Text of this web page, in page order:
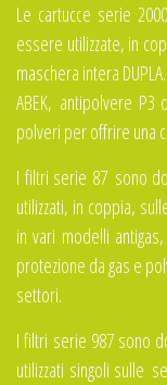
Le cartucce serie
essere utilizzate, in
maschera intera
ABEK, antipolvere P3
polveri per offrire una
I filtri serie 87 sono
utilizzati, in coppia,
in vari modelli
protezione da gas e
settori.
I filtri serie 987 sono
utilizzati singoli sulle